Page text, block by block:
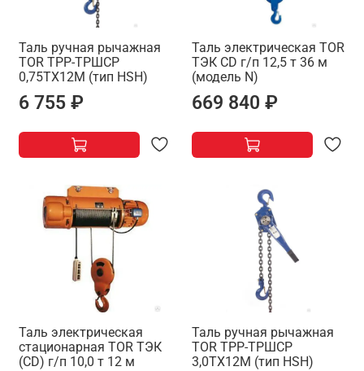
Таль ручная рычажная
TOR ТРР-ТРШСР
0,75ТХ12М (тип HSH)
6 755 ₽
Таль электрическая TOR
ТЭК CD г/п 12,5 т 36 м
(модель N)
669 840 ₽
Таль электрическая
стационарная TOR ТЭК
(CD) г/п 10,0 т 12 м
Таль ручная рычажная
TOR ТРР-ТРШСР
3,0ТХ12М (тип HSH)